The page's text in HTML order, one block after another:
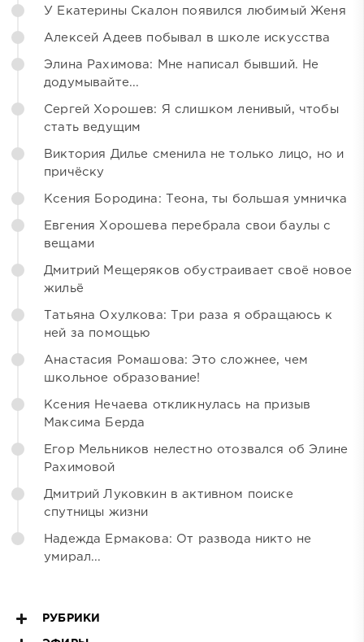
У Екатерины Скалон появился любимый Женя
Алексей Адеев побывал в школе искусства
Элина Рахимова: Мне написал бывший. Не
додумывайте...
Сергей Хорошев: Я слишком ленивый, чтобы
стать ведущим
Виктория Дилье сменила не только лицо, но и
причёску
Ксения Бородина: Теона, ты большая умничка
Евгения Хорошева перебрала свои баулы с
вещами
Дмитрий Мещеряков обустраивает своё новое
жильё
Татьяна Охулкова: Три раза я обращаюсь к
ней за помощью
Анастасия Ромашова: Это сложнее, чем
школьное образование!
Ксения Нечаева откликнулась на призыв
Максима Берда
Егор Мельников нелестно отозвался об Элине
Рахимовой
Дмитрий Луковкин в активном поиске
спутницы жизни
Надежда Ермакова: От развода никто не
умирал...
РУБРИКИ